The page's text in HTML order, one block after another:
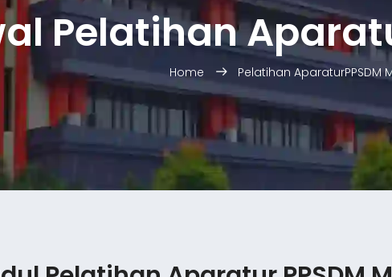
Pelatihan
Home Pelatihan AparaturPPSDM